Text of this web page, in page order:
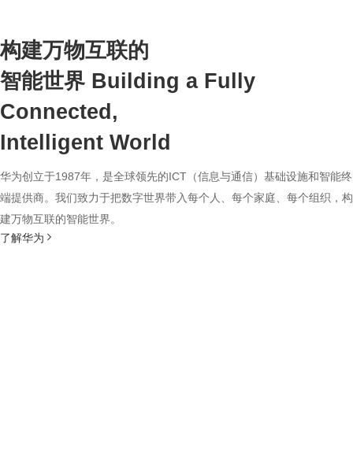
构建万物互联的
智能世界 Building a Fully
Connected,
Intelligent World
华为创立于1987年，是全球领先的ICT（信息与通信）基础设施和智能终
端提供商。我们致力于把数字世界带入每个人、每个家庭、每个组织，构
建万物互联的智能世界。
了解华为